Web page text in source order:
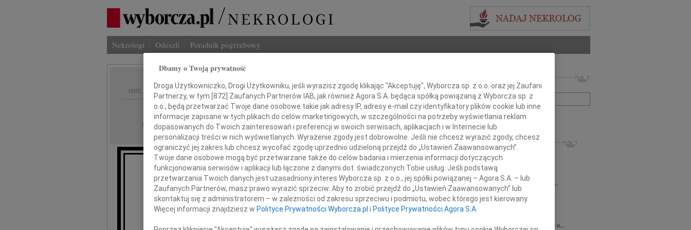
Nekrologi Odeszli Poradnik pogrzebowy
IMIĘ I NAZWISKO:
REGION: cała Polska
DATA EMISJI: 05.01.2010
Szanownemu Panu
prof. dr. hab. n. med.
Wiesławowi Glińskiemu
Imię i nazwisko lub numer ogłoszenia:
+ szukanie zaawansowane
INNE NEKROLOGI
Marta Rytel31.07.2026cała Polska
Z głębokim żalem w sercu żegnamy naszą...
Stanisław Gomułka 27.07.2026
Z głębokim żalem przyjęliśmy wiadomość o...
Adam Pilecki
17.07.2026
Zarząd Podkarpackiego Stowarzyszenia...
Zdzisław Gajda
Z wielkim smutkiem przyjęliśmy wiadomość o...
Dbamy o Twoją prywatność
Droga Użytkowniczko, Drogi Użytkowniku, jeśli wyrazisz zgodę klikając "Akceptuję", Wyborcza sp. z o.o. oraz jej Zaufani
Partnerzy, w tym [872] Zaufanych Partnerów IAB, jak również Agora S.A. będąca spółką powiązaną z Wyborcza sp. z
o.o., będą przetwarzać Twoje dane osobowe takie jak adresy IP, adresy e-mail czy identyfikatory plików cookie lub inne
informacje zapisane w tych plikach do celów marketingowych, w szczególności na potrzeby wyświetlania reklam
dopasowanych do Twoich zainteresowań i preferencji w swoich serwisach, aplikacjach i w Internecie lub
personalizacji treści w nich wyświetlanych. Wyrażenie zgody jest dobrowolne. Jeśli nie chcesz wyrazić zgody, chcesz
ograniczyć jej zakres lub chcesz wycofać zgodę uprzednio udzieloną przejdź do „Ustawień Zaawansowanych”.
Twoje dane osobowe mogą być przetwarzane także do celów badania i mierzenia informacji dotyczących
funkcjonowania serwisów i aplikacji lub łączone z danymi dot. świadczonych Tobie usług. Jeśli podstawą
przetwarzania Twoich danych jest uzasadniony interes Wyborcza sp. z o.o., jej spółki powiązanej – Agora S.A. – lub
Zaufanych Partnerów, masz prawo wyrazić sprzeciw. Aby to zrobić przejdź do „Ustawień Zaawansowanych” lub
skontaktuj się z administratorem – w zależności od zakresu sprzeciwu i podmiotu, wobec którego jest kierowany.
Więcej informacji znajdziesz w Polityce Prywatności Wyborcza.pl i Polityce Prywatności Agora S.A.